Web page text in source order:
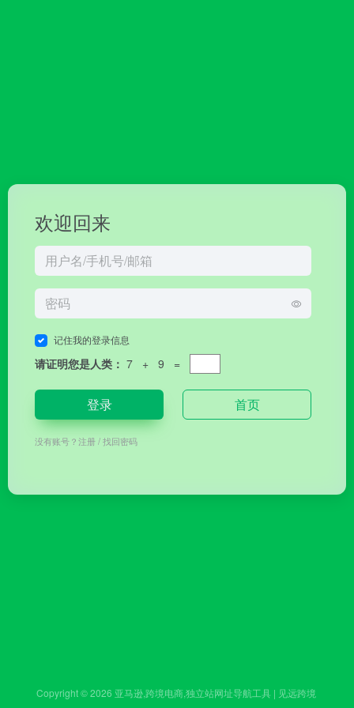
欢迎回来
记住我的登录信息
请证明您是人类： 7 + 9 =
登录 首页
没有账号？注册/找回密码
Copyright © 2026 亚马逊,跨境电商,独立站网址导航工具 | 见远跨境